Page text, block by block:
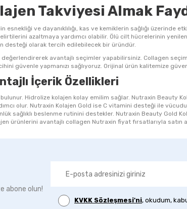
Takviyesi Almak
ve dayanıklılığı, kas ve kemiklerin sağlığı üzerinde
azaltmaya yardımcı olabilir. Ölü cilt hücrelerinin
desteği olarak tercih edilebilecek bir üründür.
değerlendirerek avantajlı seçimler yapabilirsiniz. Collagen
güvenle yapmanızı sağlıyoruz. Orijinal ürün kalitemize
İçerik Özellikleri
Hidrolize kolajen kolay emilim sağlar. Nutraxin Beauty
olur. Nutraxin Kolajen Gold ise C vitamini desteği ile
sağlıklı beslenme rutinini destekler. Nutraxin Beauty Gold
ürünlerini avantajlı collagen Nutraxin fiyat fırsatlarıyla satın
abone olun!
KVKK Sözleşmesi'ni, okudum,